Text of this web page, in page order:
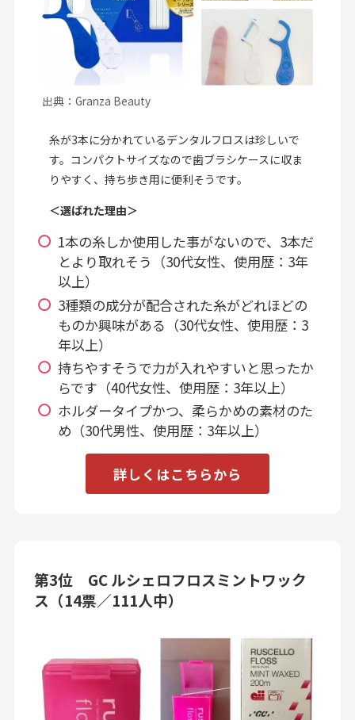
出典：Granza Beauty
糸が3本に分かれているデンタルフロスは珍しいで
す。コンパクトサイズなので歯ブラシケースに収ま
りやすく、持ち歩き用に便利そうです。
＜選ばれた理由＞
1本の糸しか使用した事がないので、3本だ
とより取れそう（30代女性、使用歴：3年
以上）
3種類の成分が配合された糸がどれほどの
ものか興味がある（30代女性、使用歴：3
年以上）
持ちやすそうで力が入れやすいと思ったか
らです（40代女性、使用歴：3年以上）
ホルダータイプかつ、柔らかめの素材のた
め（30代男性、使用歴：3年以上）
詳しくはこちらから
第3位 GC ルシェロフロスミントワック
ス（14票／111人中）